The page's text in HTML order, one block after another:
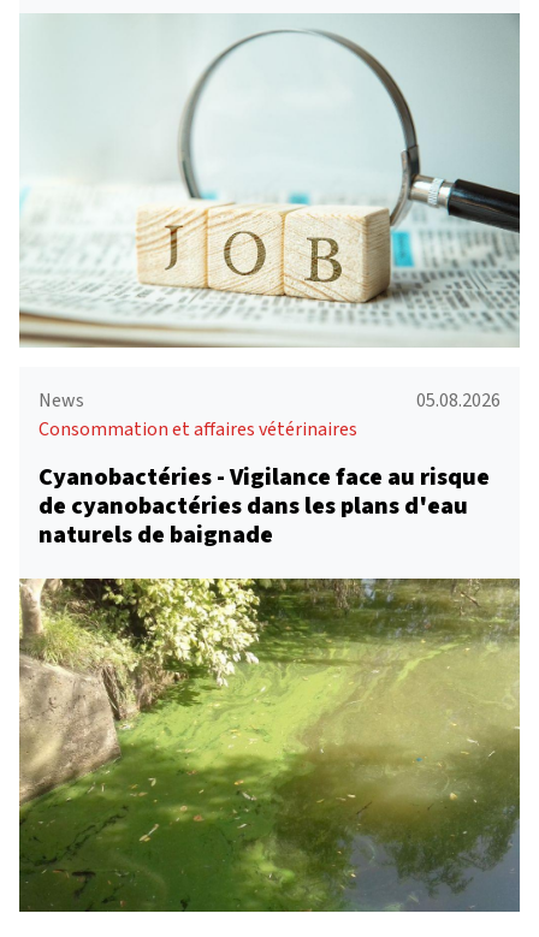
News
05.08.2026
Consommation et affaires vétérinaires
Cyanobactéries - Vigilance face au risque
de cyanobactéries dans les plans d'eau
naturels de baignade